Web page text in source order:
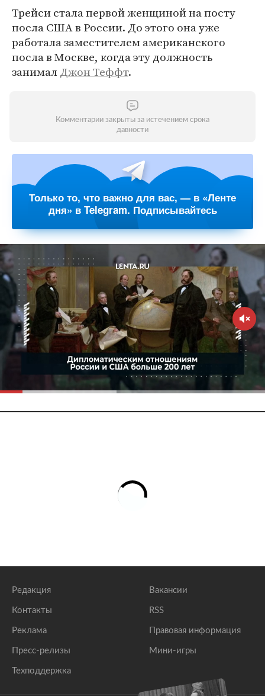
Трейси стала первой женщиной на посту
посла США в России. До этого она уже
работала заместителем американского
посла в Москве, когда эту должность
занималДжон Теффт.
Комментарии закрыты за истечением срока
давности
Только то, что важно для вас, — в «Ленте
дня» в Telegram. Подписывайтесь
Редакция
Контакты
Реклама
Пресс-релизы
Техподдержка
Вакансии
RSS
Правовая информация
Мини-игры